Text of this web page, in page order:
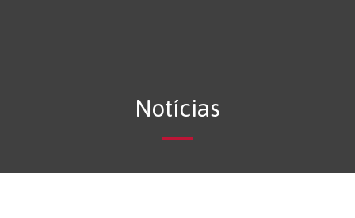
Notícias